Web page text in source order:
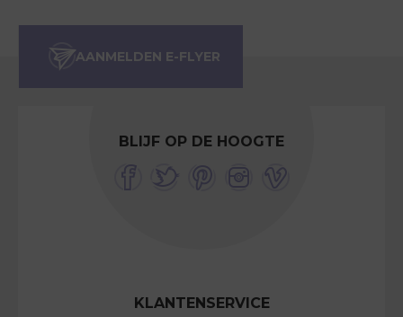
BLIJF OP DE HOOGTE
KLANTENSERVICE